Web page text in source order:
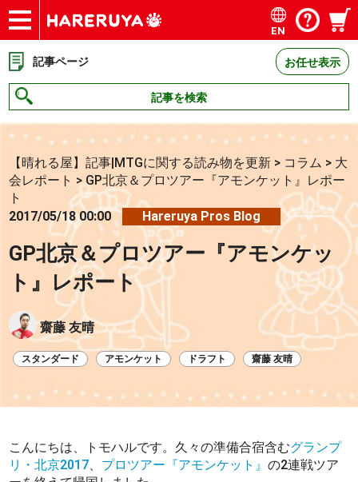
ショップ
買取
記事
デッキ検索
デッキ構築
選手一覧
店舗一覧
イベント
お問い合わせ
EN
記事ページ お任せ表示
記事を検索
【晴れる屋】記事|MTGに関する読み物を更新 > コラム > 大
会レポート > GP北京＆プロツアー『アモンケット』レポー
ト
2017/05/18 00:00
Hareruya Pros Blog
GP北京＆プロツアー『アモンケッ
ト』レポート
齋藤 友晴
スタンダード アモンケット ドラフト 齋藤 友晴
こんにちは、トモハルです。久々の準備合宿含むグランプ
リ・北京2017
プロツアー『アモンケット』の2連戦ツア